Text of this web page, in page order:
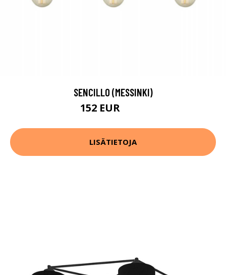
SENCILLO (MESSINKI)
152 EUR
LISÄTIETOJA